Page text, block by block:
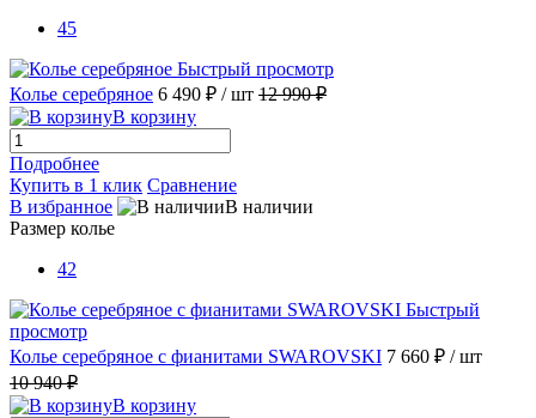
45
Быстрый просмотр
Колье серебряное 6 490 ₽ / шт 12 990 ₽
В корзину
Подробнее
Купить в 1 клик Сравнение
В избранное
В наличии
Размер колье
42
Быстрый
просмотр
Колье серебряное с фианитами SWAROVSKI 7 660 ₽ / шт
10 940 ₽
В корзину